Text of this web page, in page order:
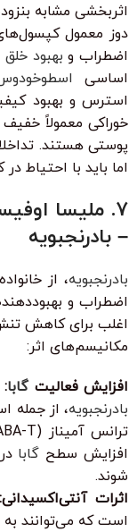
اثربخشی مشابه
دوز معمول
اضطراب و بهبود
اساسی
استرس و بهبود
خوراکی معمولاً
پوستی هستند.
اما باید با احتیاط
– بادرنجبویه
بادرنجبویه، از
اضطراب و
اغلب برای کاهش
مکانیسم‌های اثر:
افزایش فعالیتگابا:
بادرنجبویه، از جمله
افزایش سطح گابا
شوند.
اثرات آنتی‌اکسیدانی:
است که می‌توانند